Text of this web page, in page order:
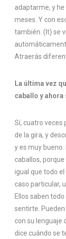
adaptarme, y
meses. Y con
también. (It) se
Atraerás
La última vez
caballo y ahora
Sí, cuatro veces
de la gira, y
y es muy bueno.
caballos,
igual que todo
caso particular,
Ellos saben
sentirte.
con su lenguaje
dice cuándo se